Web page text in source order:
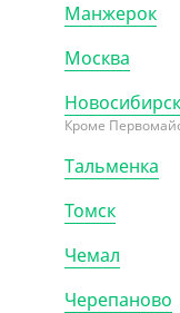
Манжерок
Москва
Новосибирск
Кроме
Тальменка
Томск
Чемал
Черепаново